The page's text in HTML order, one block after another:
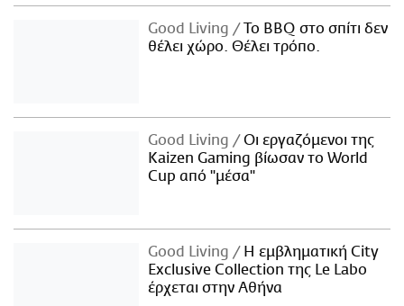
Good Living
Το BBQ στο σπίτι δεν
θέλει χώρο. Θέλει τρόπο.
Good Living
Οι εργαζόμενοι της
Kaizen Gaming βίωσαν το World
Cup από "μέσα"
Good Living
Η εμβληματική City
Exclusive Collection της Le Labo
έρχεται στην Αθήνα